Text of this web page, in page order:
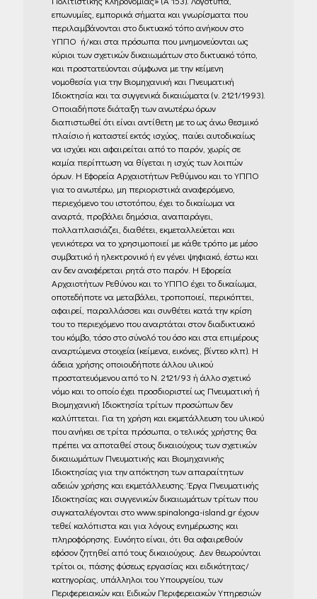
επωνυμίες, εμπορικά σήματα και γνωρίσματα που
περιλαμβάνονται στο δικτυακό τόπο ανήκουν στο
ΥΠΠΟ ή/και στα πρόσωπα που μνημονεύονται ως
κύριοι των σχετικών δικαιωμάτων στο δικτυακό τόπο,
και προστατεύονται σύμφωνα με την κείμενη
νομοθεσία για την Βιομηχανική και Πνευματική
Ιδιοκτησία και τα συγγενικά δικαιώματα (ν. 2121/1993).
Οποιαδήποτε διάταξη των ανωτέρω όρων
διαπιστωθεί ότι είναι αντίθετη με το ως άνω θεσμικό
πλαίσιο ή καταστεί εκτός ισχύος, παύει αυτοδικαίως
να ισχύει και αφαιρείται από το παρόν, χωρίς σε
καμία περίπτωση να θίγεται η ισχύς των λοιπών
όρων. Η Εφορεία Αρχαιοτήτων Ρεθύμνου και το ΥΠΠΟ
για το ανωτέρω, μη περιοριστικά αναφερόμενο,
περιεχόμενο του ιστοτόπου, έχει το δικαίωμα να
αναρτά, προβάλει δημόσια, αναπαράγει,
πολλαπλασιάζει, διαθέτει, εκμεταλλεύεται και
γενικότερα να το χρησιμοποιεί με κάθε τρόπο με μέσο
συμβατικό ή ηλεκτρονικό ή εν γένει ψηφιακό, έστω και
αν δεν αναφέρεται ρητά στο παρόν. Η Εφορεία
Αρχαιοτήτων Ρεθύνου και το ΥΠΠΟ έχει το δικαίωμα,
οποτεδήποτε να μεταβάλει, τροποποιεί, περικόπτει,
αφαιρεί, παραλλάσσει και συνθέτει κατά την κρίση
του το περιεχόμενο που αναρτάται στον διαδικτυακό
του κόμβο, τόσο στο σύνολό του όσο και στα επιμέρους
αναρτώμενα στοιχεία (κείμενα, εικόνες, βίντεο κλπ). Η
άδεια χρήσης οποιουδήποτε άλλου υλικού
προστατευόμενου από το Ν. 2121/93 ή άλλο σχετικό
νόμο και το οποίο έχει προσδιοριστεί ως Πνευματική ή
Βιομηχανική Ιδιοκτησία τρίτων προσώπων δεν
καλύπτεται. Για τη χρήση και εκμετάλλευση του υλικού
που ανήκει σε τρίτα πρόσωπα, ο τελικός χρήστης θα
πρέπει να αποταθεί στους δικαιούχους των σχετικών
δικαιωμάτων Πνευματικής και Βιομηχανικής
Ιδιοκτησίας για την απόκτηση των απαραίτητων
αδειών χρήσης και εκμετάλλευσης. Έργα Πνευματικής
Ιδιοκτησίας και συγγενικών δικαιωμάτων τρίτων που
συγκαταλέγονται στο www.spinalonga-island.gr έχουν
τεθεί καλόπιστα και για λόγους ενημέρωσης και
πληροφόρησης. Ευνόητο είναι, ότι θα αφαιρεθούν
εφόσον ζητηθεί από τους δικαιούχους. Δεν θεωρούνται
τρίτοι οι, πάσης φύσεως εργασίας και ειδικότητας/
κατηγορίας, υπάλληλοι του Υπουργείου, των
Περιφερειακών και Ειδικών Περιφερειακών Υπηρεσιών